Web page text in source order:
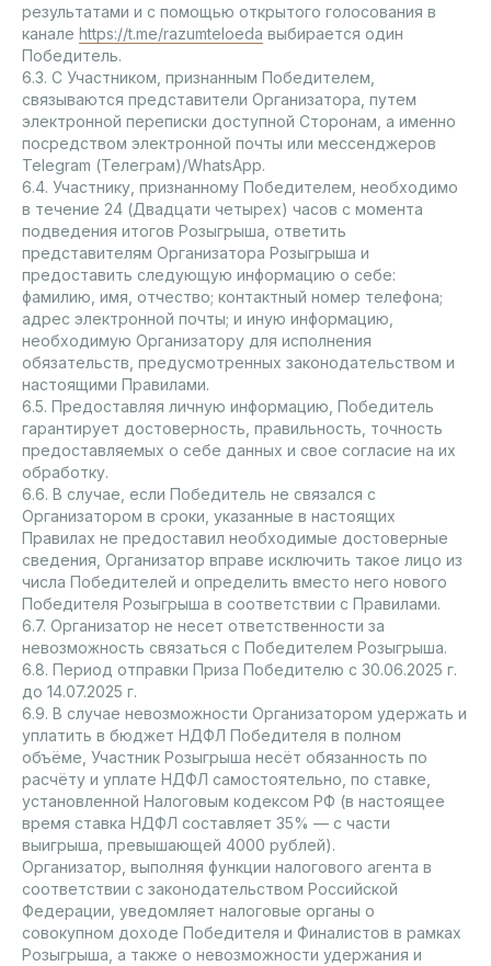
результатами и с помощью открытого голосования в
канале https://t.me/razumteloeda выбирается один
Победитель.
6.3. С Участником, признанным Победителем,
связываются представители Организатора, путем
электронной переписки доступной Сторонам, а именно
посредством электронной почты или мессенджеров
Telegram (Телеграм)/WhatsApp.
6.4. Участнику, признанному Победителем, необходимо
в течение 24 (Двадцати четырех) часов с момента
подведения итогов Розыгрыша, ответить
представителям Организатора Розыгрыша и
предоставить следующую информацию о себе:
фамилию, имя, отчество; контактный номер телефона;
адрес электронной почты; и иную информацию,
необходимую Организатору для исполнения
обязательств, предусмотренных законодательством и
настоящими Правилами.
6.5. Предоставляя личную информацию, Победитель
гарантирует достоверность, правильность, точность
предоставляемых о себе данных и свое согласие на их
обработку.
6.6. В случае, если Победитель не связался с
Организатором в сроки, указанные в настоящих
Правилах не предоставил необходимые достоверные
сведения, Организатор вправе исключить такое лицо из
числа Победителей и определить вместо него нового
Победителя Розыгрыша в соответствии с Правилами.
6.7. Организатор не несет ответственности за
невозможность связаться с Победителем Розыгрыша.
6.8. Период отправки Приза Победителю с 30.06.2025 г.
до 14.07.2025 г.
6.9. В случае невозможности Организатором удержать и
уплатить в бюджет НДФЛ Победителя в полном
объёме, Участник Розыгрыша несёт обязанность по
расчёту и уплате НДФЛ самостоятельно, по ставке,
установленной Налоговым кодексом РФ (в настоящее
время ставка НДФЛ составляет 35% — с части
выигрыша, превышающей 4000 рублей).
Организатор, выполняя функции налогового агента в
соответствии с законодательством Российской
Федерации, уведомляет налоговые органы о
совокупном доходе Победителя и Финалистов в рамках
Розыгрыша, а также о невозможности удержания и